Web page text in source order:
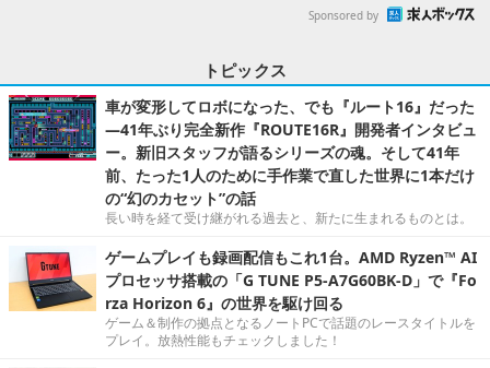
Sponsored by
トピックス
車が変形してロボになった、でも『ルート16』だった
―41年ぶり完全新作『ROUTE16R』開発者インタビュ
ー。新旧スタッフが語るシリーズの魂。そして41年
前、たった1人のために手作業で直した世界に1本だけ
の“幻のカセット”の話
長い時を経て受け継がれる過去と、新たに生まれるものとは。
ゲームプレイも録画配信もこれ1台。AMD Ryzen™ AI
プロセッサ搭載の「G TUNE P5-A7G60BK-D」で『Fo
rza Horizon 6』の世界を駆け回る
ゲーム＆制作の拠点となるノートPCで話題のレースタイトルを
プレイ。放熱性能もチェックしました！